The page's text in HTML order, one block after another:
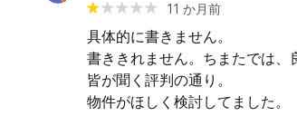
11 か月前
具体的に書きません。
書ききれません。ちまたでは、
皆が聞く評判の通り。
物件がほしく検討してました。